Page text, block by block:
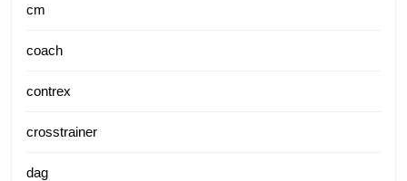
cm
coach
contrex
crosstrainer
dag